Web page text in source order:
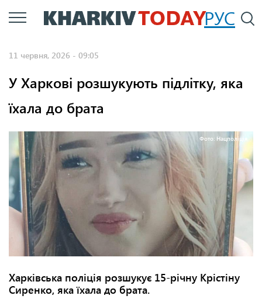
Перейти
до
РУС
11 червня, 2026 - 09:05
У Харкові розшукують підлітку, яка
їхала до брата
Фото: Нацполіція
Харківська поліція розшукує 15-річну Крістіну
Сиренко, яка їхала до брата.